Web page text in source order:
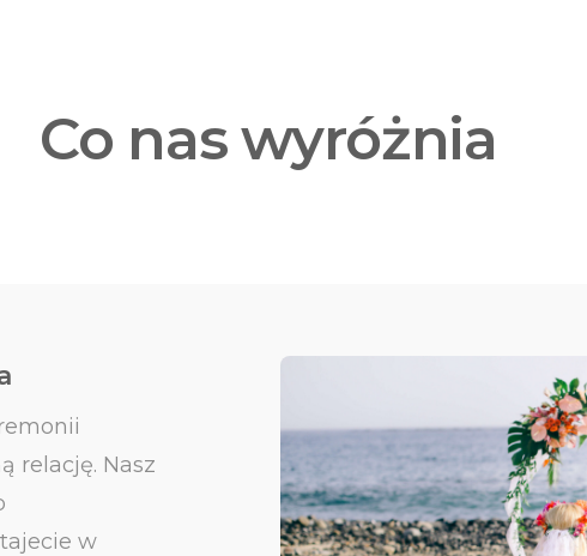
Co nas wyróżnia
relację. Nasz
w